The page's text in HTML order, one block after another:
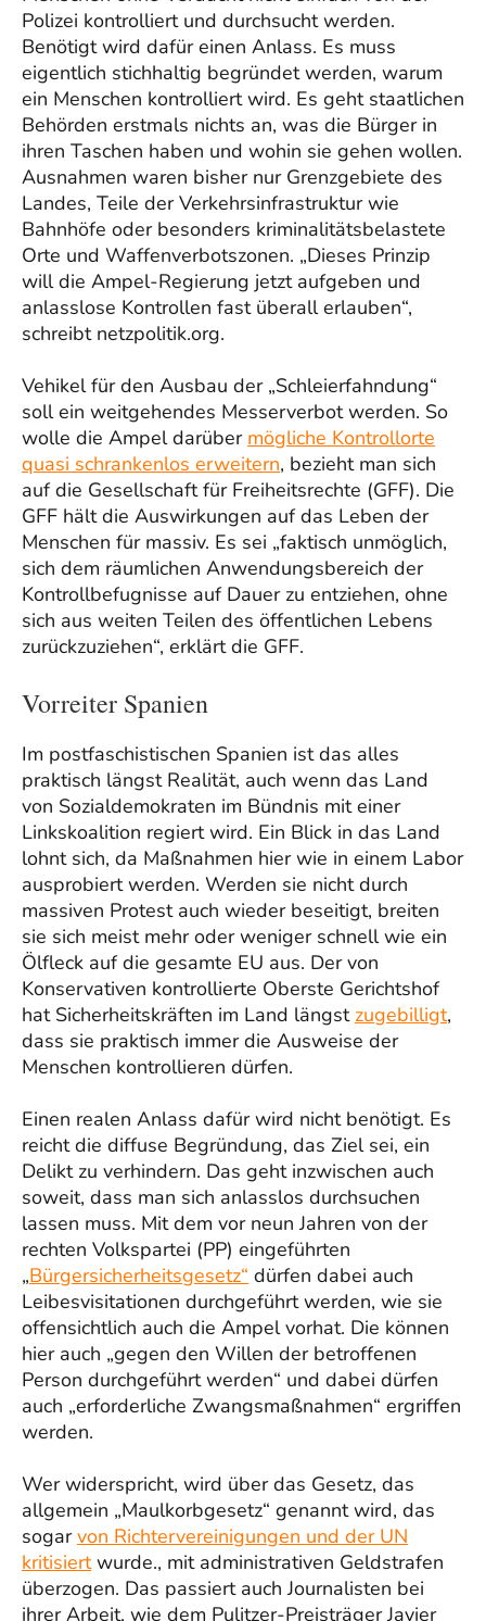
Polizei kontrolliert und durchsucht werden.
Benötigt wird dafür einen Anlass. Es muss
eigentlich stichhaltig begründet werden, warum
ein Menschen kontrolliert wird. Es geht staatlichen
Behörden erstmals nichts an, was die Bürger in
ihren Taschen haben und wohin sie gehen wollen.
Ausnahmen waren bisher nur Grenzgebiete des
Landes, Teile der Verkehrsinfrastruktur wie
Bahnhöfe oder besonders kriminalitätsbelastete
Orte und Waffenverbotszonen. „Dieses Prinzip
will die Ampel-Regierung jetzt aufgeben und
anlasslose Kontrollen fast überall erlauben“,
schreibt netzpolitik.org.
Vehikel für den Ausbau der „Schleierfahndung“
soll ein weitgehendes Messerverbot werden. So
wolle die Ampel darüber mögliche Kontrollorte
quasi schrankenlos erweitern, bezieht man sich
auf die Gesellschaft für Freiheitsrechte (GFF). Die
GFF hält die Auswirkungen auf das Leben der
Menschen für massiv. Es sei „faktisch unmöglich,
sich dem räumlichen Anwendungsbereich der
Kontrollbefugnisse auf Dauer zu entziehen, ohne
sich aus weiten Teilen des öffentlichen Lebens
zurückzuziehen“, erklärt die GFF.
Vorreiter Spanien
Im postfaschistischen Spanien ist das alles
praktisch längst Realität, auch wenn das Land
von Sozialdemokraten im Bündnis mit einer
Linkskoalition regiert wird. Ein Blick in das Land
lohnt sich, da Maßnahmen hier wie in einem Labor
ausprobiert werden. Werden sie nicht durch
massiven Protest auch wieder beseitigt, breiten
sie sich meist mehr oder weniger schnell wie ein
Ölfleck auf die gesamte EU aus. Der von
Konservativen kontrollierte Oberste Gerichtshof
hat Sicherheitskräften im Land längst zugebilligt,
dass sie praktisch immer die Ausweise der
Menschen kontrollieren dürfen.
Einen realen Anlass dafür wird nicht benötigt. Es
reicht die diffuse Begründung, das Ziel sei, ein
Delikt zu verhindern. Das geht inzwischen auch
soweit, dass man sich anlasslos durchsuchen
lassen muss. Mit dem vor neun Jahren von der
rechten Volkspartei (PP) eingeführten
„Bürgersicherheitsgesetz“ dürfen dabei auch
Leibesvisitationen durchgeführt werden, wie sie
offensichtlich auch die Ampel vorhat. Die können
hier auch „gegen den Willen der betroffenen
Person durchgeführt werden“ und dabei dürfen
auch „erforderliche Zwangsmaßnahmen“ ergriffen
werden.
Wer widerspricht, wird über das Gesetz, das
allgemein „Maulkorbgesetz“ genannt wird, das
sogarvon Richtervereinigungen und der UN
kritisiertwurde., mit administrativen Geldstrafen
überzogen. Das passiert auch Journalisten bei
ihrer Arbeit, wie dem Pulitzer-Preisträger Javier